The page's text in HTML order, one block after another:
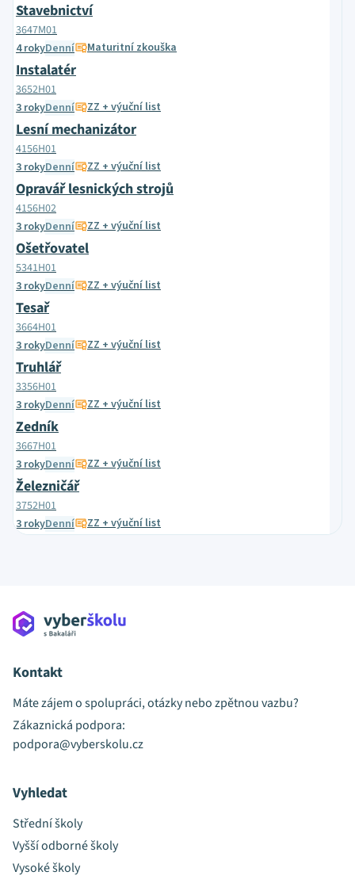
Stavebnictví
3647M01
4 rokyDenní Maturitní zkouška
Instalatér
3652H01
3 rokyDenní ZZ + výuční list
Lesní mechanizátor
4156H01
3 rokyDenní ZZ + výuční list
Opravář lesnických strojů
4156H02
3 rokyDenní ZZ + výuční list
Ošetřovatel
5341H01
3 rokyDenní ZZ + výuční list
Tesař
3664H01
3 rokyDenní ZZ + výuční list
Truhlář
3356H01
3 rokyDenní ZZ + výuční list
Zedník
3667H01
3 rokyDenní ZZ + výuční list
Železničář
3752H01
3 rokyDenní ZZ + výuční list
Kontakt
Máte zájem o spolupráci, otázky nebo zpětnou vazbu?
Zákaznická podpora:
podpora@vyberskolu.cz
Vyhledat
Střední školy
Vyšší odborné školy
Vysoké školy